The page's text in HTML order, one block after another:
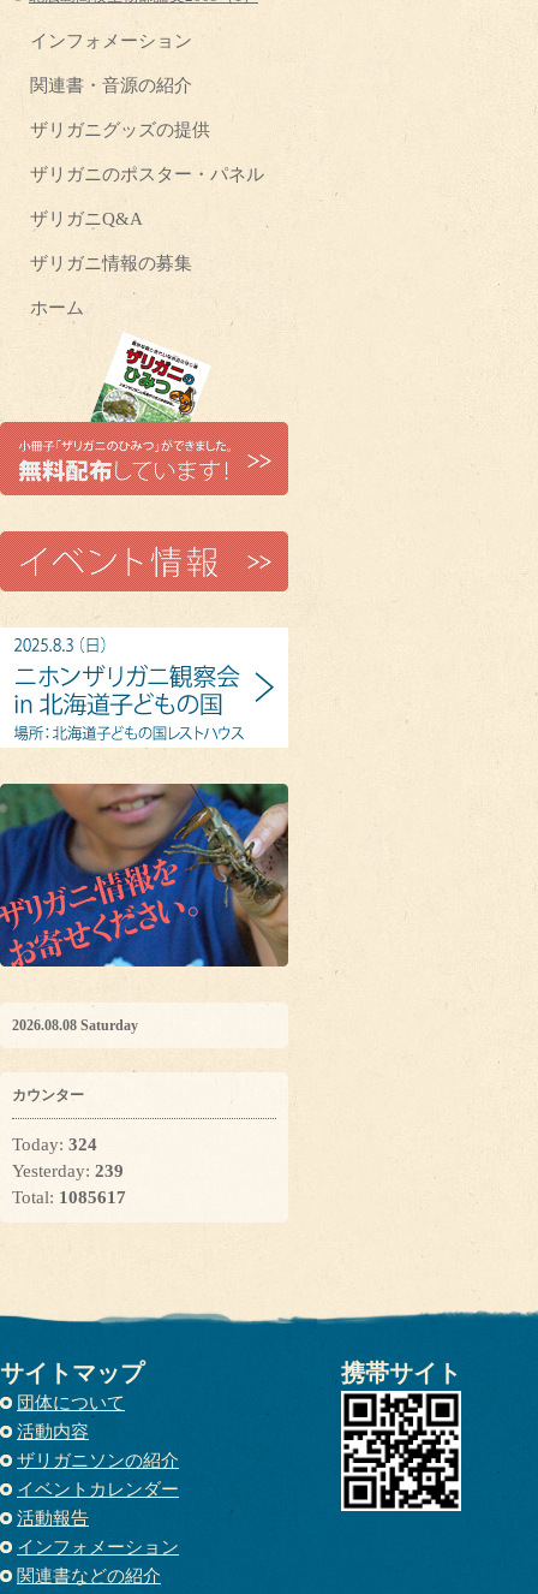
インフォメーション
関連書・音源の紹介
ザリガニグッズの提供
ザリガニのポスター・パネル
ザリガニQ&A
ザリガニ情報の募集
ホーム
2026.08.08 Saturday
カウンター
Today: 324
Yesterday: 239
Total: 1085617
サイトマップ
団体について
活動内容
ザリガニソンの紹介
イベントカレンダー
活動報告
インフォメーション
関連書などの紹介
携帯サイト